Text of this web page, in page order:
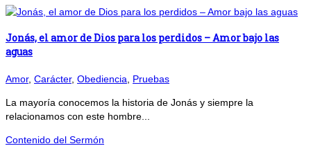
Jonás, el amor de Dios para los perdidos – Amor bajo las
aguas
Amor, Carácter, Obediencia Pruebas
La mayoría conocemos la historia de Jonás y siempre la
relacionamos con este hombre...
Contenido del Sermón